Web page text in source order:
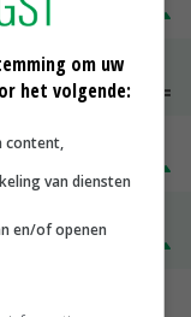
€ 269,00
€ 1,09~ € 1,11
€ 345,00
om uw
het volgende:
content,
van diensten
en/of openen